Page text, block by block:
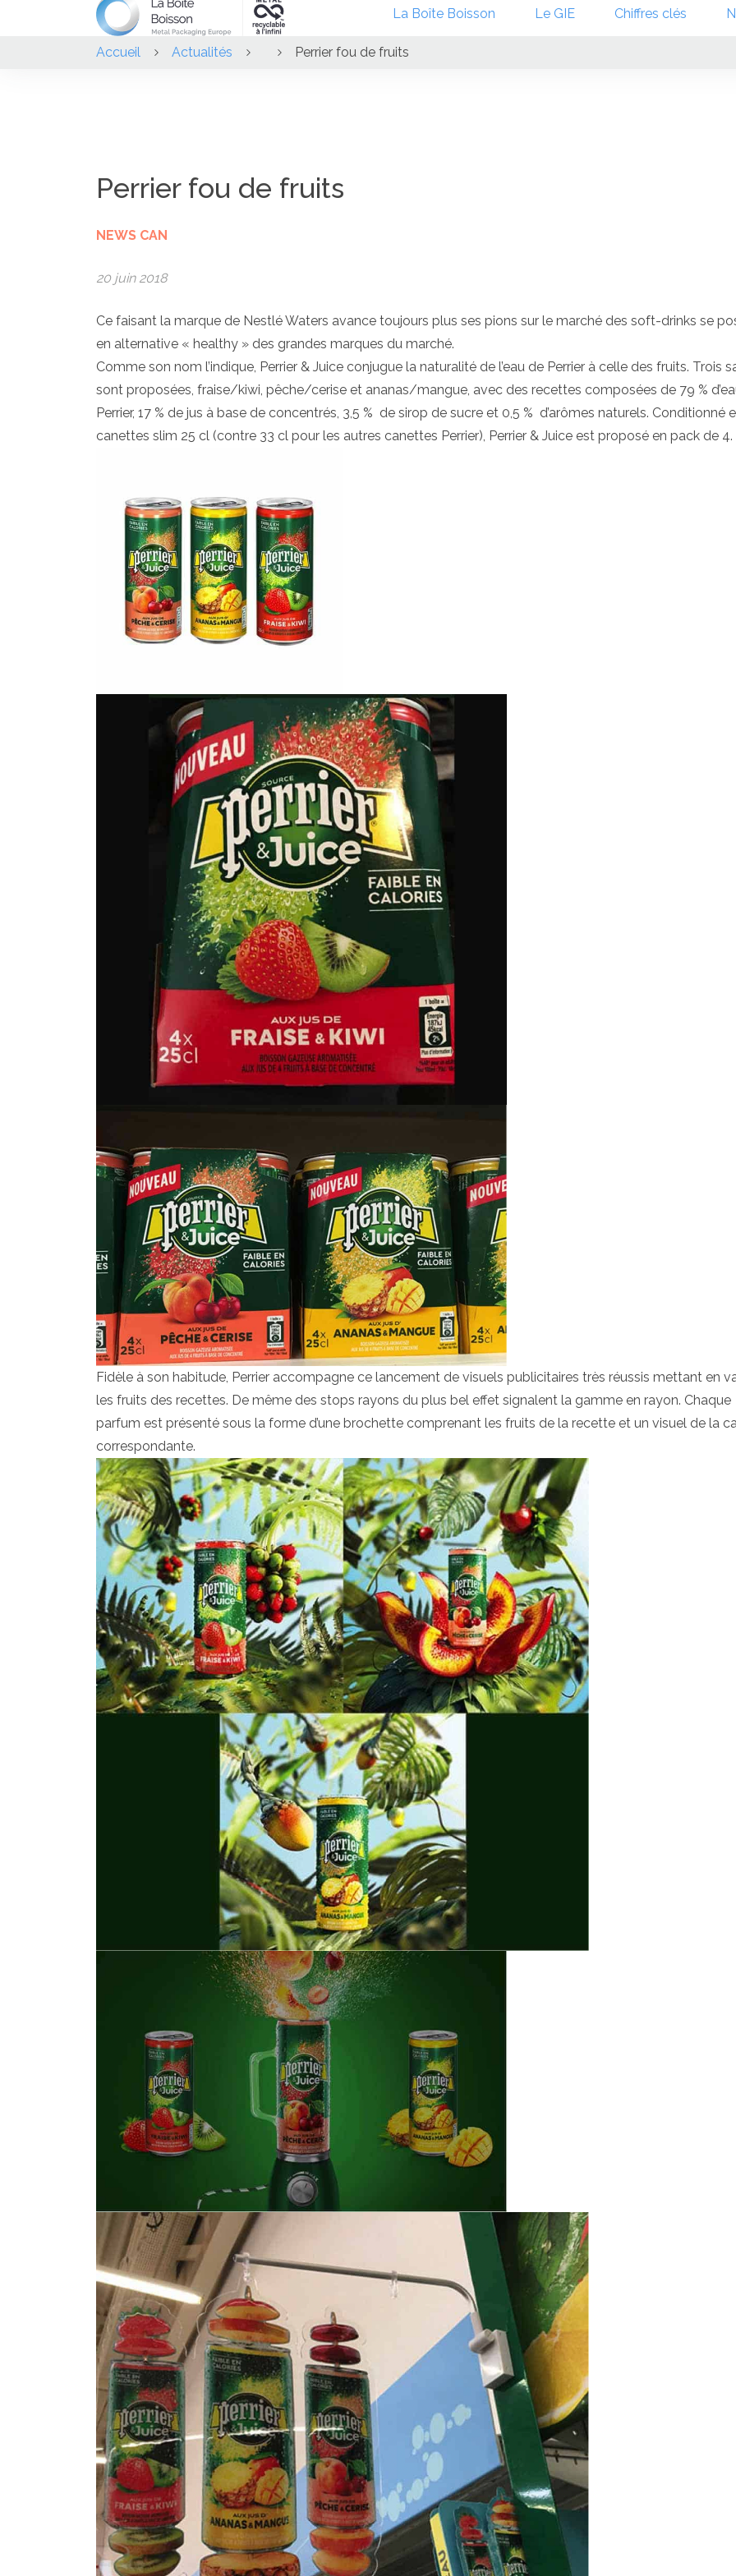
La Boîte Boisson Le GIE Chiffres clés
Accueil Actualités Perrier fou de fruits
Perrier fou de fruits
NEWS CAN
20 juin 2018
Ce faisant la marque de Nestlé Waters avance toujours plus ses pions sur le marché des soft-drinks se
en alternative « healthy » des grandes marques du marché.
Comme son nom l’indique, Perrier & Juice conjugue la naturalité de l’eau de Perrier à celle des fruits. Trois
sont proposées, fraise/kiwi, pêche/cerise et ananas/mangue, avec des recettes composées de 79 %
Perrier, 17 % de jus à base de concentrés, 3,5 % de sirop de sucre et 0,5 % d’arômes naturels. Conditionné
canettes slim 25 cl (contre 33 cl pour les autres canettes Perrier), Perrier & Juice est proposé en pack de 4.
Fidèle à son habitude, Perrier accompagne ce lancement de visuels publicitaires très réussis mettant en
les fruits des recettes. De même des stops rayons du plus bel effet signalent la gamme en rayon. Chaque
parfum est présenté sous la forme d’une brochette comprenant les fruits de la recette et un visuel de la
correspondante.